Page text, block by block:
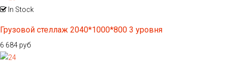
In Stock
Грузовой стеллаж 2040*1000*800 3 уровня
6 684 руб